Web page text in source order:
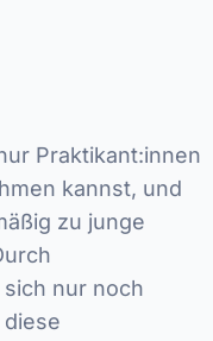
Praktikant:innen
kannst, und
zu junge
nur noch